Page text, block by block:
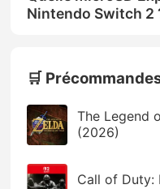
Nintendo Switch 2
🛒
The Legend
(2026)
Call of Duty: